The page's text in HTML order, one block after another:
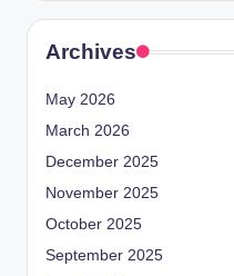
Archives
May 2026
March 2026
December 2025
November 2025
October 2025
September 2025